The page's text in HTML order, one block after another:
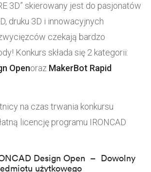
3D” skierowany jest do pasjonatów
druku 3D i innowacyjnych
czekają bardzo
Konkurs składa się 2 kategorii:
Openoraz MakerBot Rapid
na czas trwania konkursu
licencję programu IRONCAD
Design Open – Dowolny
użytkowego